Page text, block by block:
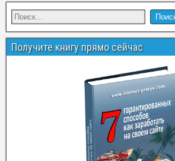
Получите книгу прямо сейчас